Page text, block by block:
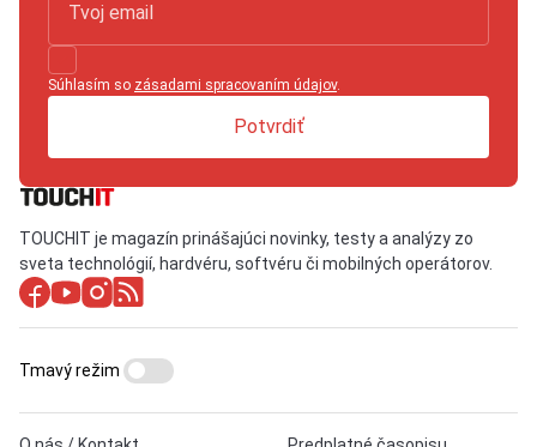
Súhlasím so zásadami spracovaním údajov.
Potvrdiť
TOUCHIT je magazín prinášajúci novinky, testy a analýzy zo
sveta technológií, hardvéru, softvéru či mobilných operátorov.
Tmavý režim